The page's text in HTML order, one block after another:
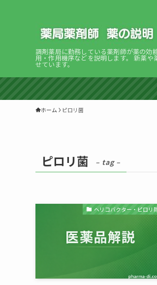
調剤薬局に勤務している薬剤師が薬の効
用・作用機序などを説明します。 新薬や
せています。
ホーム ピロリ菌
ピロリ菌 – tag –
ヘリコバクター・ピロリ